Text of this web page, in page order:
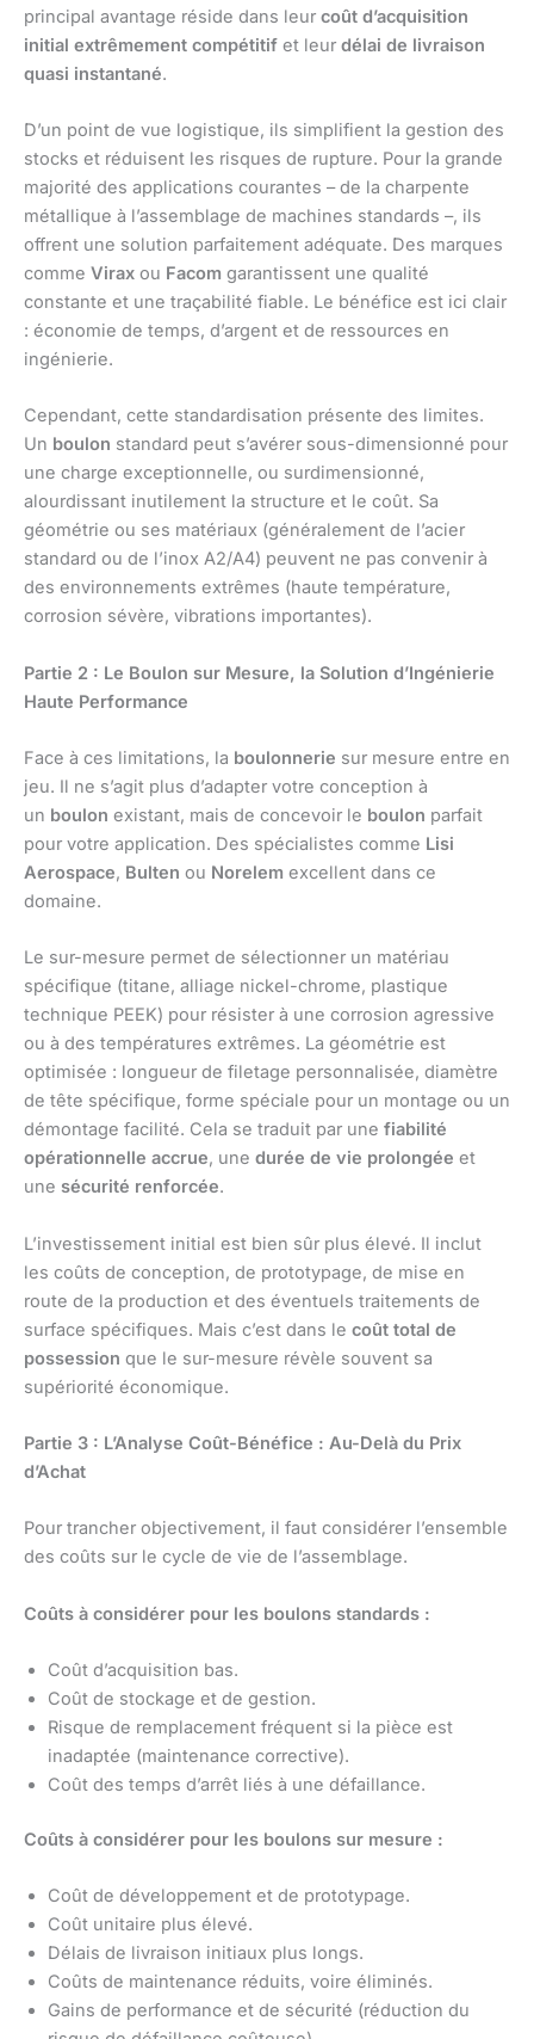
principal avantage réside dans leur coût d’acquisition
initial extrêmement compétitif et leur délai de livraison
quasi instantané.
D’un point de vue logistique, ils simplifient la gestion des
stocks et réduisent les risques de rupture. Pour la grande
majorité des applications courantes – de la charpente
métallique à l’assemblage de machines standards –, ils
offrent une solution parfaitement adéquate. Des marques
comme Virax ou Facom garantissent une qualité
constante et une traçabilité fiable. Le bénéfice est ici clair
: économie de temps, d’argent et de ressources en
ingénierie.
Cependant, cette standardisation présente des limites.
Un boulon standard peut s’avérer sous-dimensionné pour
une charge exceptionnelle, ou surdimensionné,
alourdissant inutilement la structure et le coût. Sa
géométrie ou ses matériaux (généralement de l’acier
standard ou de l’inox A2/A4) peuvent ne pas convenir à
des environnements extrêmes (haute température,
corrosion sévère, vibrations importantes).
Partie 2 : Le Boulon sur Mesure, la Solution d’Ingénierie
Haute Performance
Face à ces limitations, la boulonnerie sur mesure entre en
jeu. Il ne s’agit plus d’adapter votre conception à
un boulon existant, mais de concevoir le boulon parfait
pour votre application. Des spécialistes comme Lisi
Aerospace, Bulten ou Norelem excellent dans ce
domaine.
Le sur-mesure permet de sélectionner un matériau
spécifique (titane, alliage nickel-chrome, plastique
technique PEEK) pour résister à une corrosion agressive
ou à des températures extrêmes. La géométrie est
optimisée : longueur de filetage personnalisée, diamètre
de tête spécifique, forme spéciale pour un montage ou un
démontage facilité. Cela se traduit par une fiabilité
opérationnelle accrue, une durée de vie prolongée et
une sécurité renforcée.
L’investissement initial est bien sûr plus élevé. Il inclut
les coûts de conception, de prototypage, de mise en
route de la production et des éventuels traitements de
surface spécifiques. Mais c’est dans le coût total de
possession que le sur-mesure révèle souvent sa
supériorité économique.
Partie 3 : L’Analyse Coût-Bénéfice : Au-Delà du Prix
d’Achat
Pour trancher objectivement, il faut considérer l’ensemble
des coûts sur le cycle de vie de l’assemblage.
Coûts à considérer pour les boulons standards :
Coût d’acquisition bas.
Coût de stockage et de gestion.
Risque de remplacement fréquent si la pièce est
inadaptée (maintenance corrective).
Coût des temps d’arrêt liés à une défaillance.
Coûts à considérer pour les boulons sur mesure :
Coût de développement et de prototypage.
Coût unitaire plus élevé.
Délais de livraison initiaux plus longs.
Coûts de maintenance réduits, voire éliminés.
Gains de performance et de sécurité (réduction du